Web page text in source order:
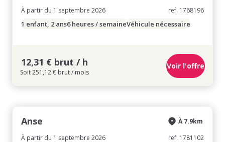
À partir du 1 septembre 2026
ref. 1768196
1 enfant, 2 ans6 heures / semaineVéhicule nécessaire
12,31 € brut / h
Soit 251,12 € brut / mois
Voir l'offre
Anse
À partir du 1 septembre 2026
À 7.9km
ref. 1781102